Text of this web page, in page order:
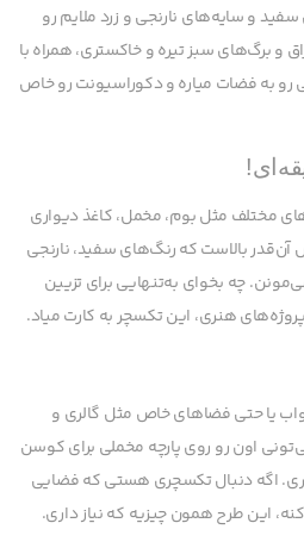
و سایه‌های نارنجی و زرد ملایم رو
و برگ‌های سبز تیره و خاکستری، همراه با
رو به فضات میاره و دکوراسیونت رو خاص
مختلف مثل بوم، مخمل، کاغذ دیواری
بالاست که رنگ‌های سفید، نارنجی
چه بخوای به‌تنهایی برای تزیین
هنری، این تکسچر به کارت میاد.
یا حتی فضاهای خاص مثل گالری و
اون رو روی پارچه مخملی برای کوسن
اگه دنبال تکسچری هستی که فضایی
این طرح همون چیزیه که نیاز داری.